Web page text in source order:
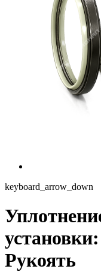
keyboard_arrow_down
Рукоять